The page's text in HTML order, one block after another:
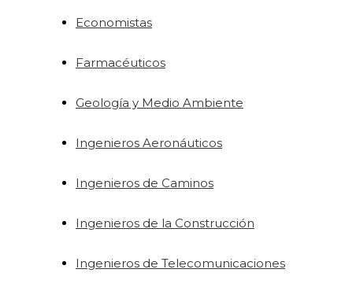
Economistas
Farmacéuticos
Geología y Medio Ambiente
Ingenieros Aeronáuticos
Ingenieros de Caminos
Ingenieros de la Construcción
Ingenieros de Telecomunicaciones